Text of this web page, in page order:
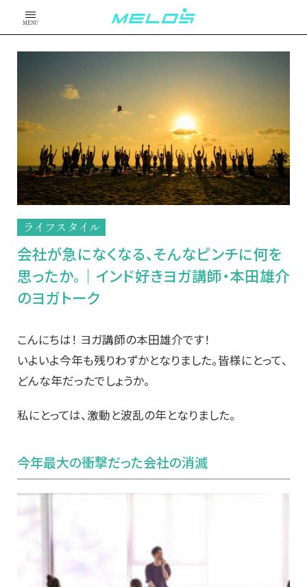
MENU
ライフスタイル
会社が急になくなる、そんなピンチに何を
思ったか。｜インド好きヨガ講師・本田雄介
のヨガトーク
こんにちは！ ヨガ講師の本田雄介です！
いよいよ今年も残りわずかとなりました。皆様にとって、
どんな年だったでしょうか。
私にとっては、激動と波乱の年となりました。
今年最大の衝撃だった会社の消滅